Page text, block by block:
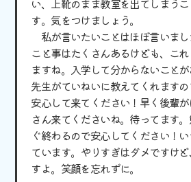
す。気をつけましょう。
私が言いたいことはほぼ言いま
こと事はたくさんあるけども、こ
ますね。入学して分からないこと
先生がていねいに教えてくれますの
安心して来てください！早く後輩
さん来てくださいね。待ってます
ぐ終わるので安心してください！
ています。やりすぎはダメですけ
すよ。笑顔を忘れずに。